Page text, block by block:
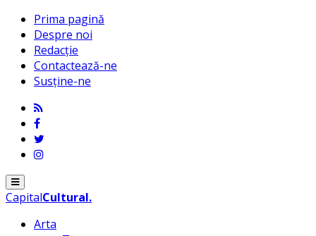
Prima pagină
Despre noi
Redacție
Contactează-ne
Susține-ne
Menu
CapitalCultural.
Arta